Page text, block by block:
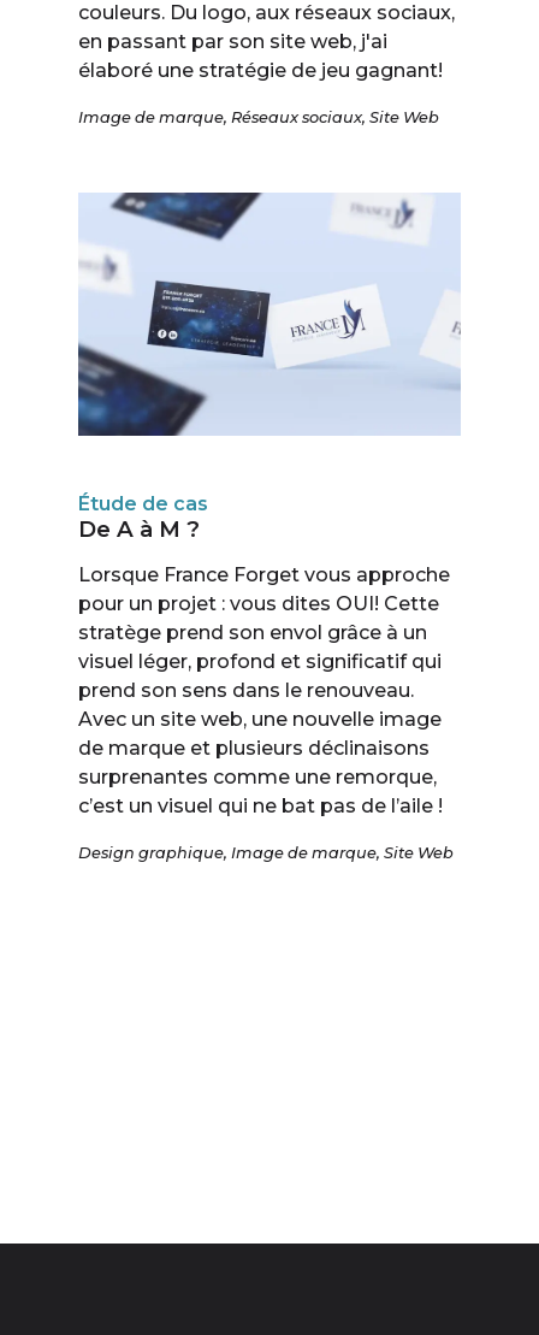
couleurs. Du logo, aux réseaux sociaux,
en passant par son site web, j'ai
élaboré une stratégie de jeu gagnant!
Image de marque,Réseaux sociaux,Site Web
Étude de cas
De A à M ?
Lorsque France Forget vous approche
pour un projet : vous dites OUI! Cette
stratège prend son envol grâce à un
visuel léger, profond et significatif qui
prend son sens dans le renouveau.
Avec un site web, une nouvelle image
de marque et plusieurs déclinaisons
surprenantes comme une remorque,
c’est un visuel qui ne bat pas de l’aile !
Design graphique, Image de marque,Site Web